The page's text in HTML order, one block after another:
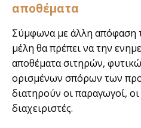
αποθέματα
Σύμφωνα με άλλη απόφαση
μέλη θα πρέπει να την
αποθέματα σιτηρών,
ορισμένων σπόρων των
διατηρούν οι παραγωγοί,
διαχειριστές.